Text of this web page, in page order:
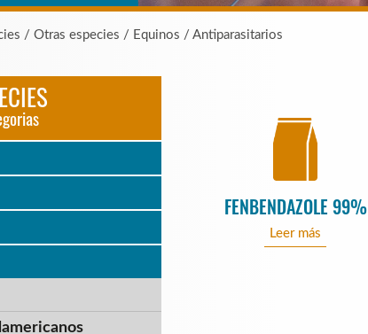
/ Otras especies / Equinos / Antiparasitarios
FENBENDAZOLE 99%
Leer más